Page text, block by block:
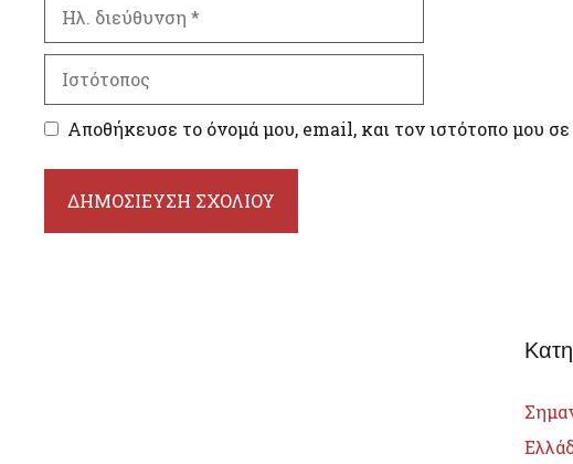
διεύθυνση
Αποθήκευσε το όνομά μου, email, και τον ιστότοπο μου